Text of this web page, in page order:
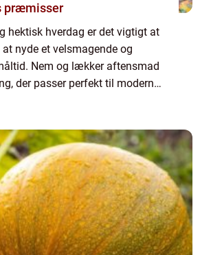
præmisser
hektisk hverdag er det vigtigt at
nyde et velsmagende og
Nem og lækker aftensmad
der passer perfekt til moderne